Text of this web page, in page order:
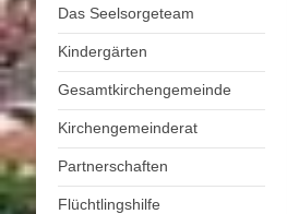
Das Seelsorgeteam
Kindergärten
Gesamtkirchengemeinde
Kirchengemeinderat
Partnerschaften
Flüchtlingshilfe